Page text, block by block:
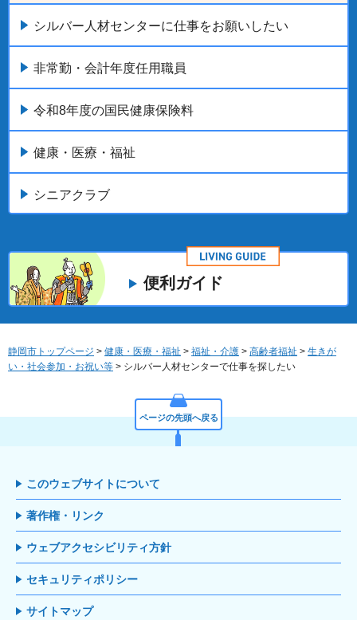
シルバー人材センターに仕事をお願いしたい
非常勤・会計年度任用職員
令和8年度の国民健康保険料
健康・医療・福祉
シニアクラブ
便利ガイド
静岡市トップページ > 健康・医療・福祉 > 福祉・介護 > 高齢者福祉 > 生きが
い・社会参加・お祝い等 > シルバー人材センターで仕事を探したい
ページの先頭へ戻る
このウェブサイトについて
著作権・リンク
ウェブアクセシビリティ方針
セキュリティポリシー
サイトマップ